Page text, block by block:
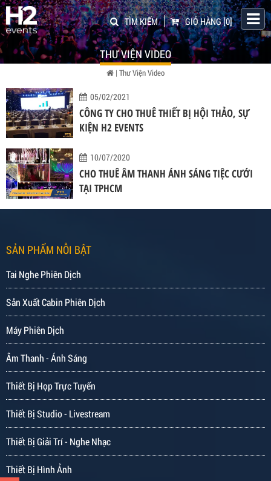
GIỎ HÀNG[0]
TÌM KIẾM
THƯ VIỆN VIDEO
| Thư Viện Video
05/02/2021
CÔNG TY CHO THUÊ THIẾT BỊ HỘI THẢO, SỰ
KIỆN H2 EVENTS
10/07/2020
CHO THUÊ ÂM THANH ÁNH SÁNG TIỆC CƯỚI
TẠI TPHCM
SẢN PHẨM NỖI BẬT
Tai Nghe Phiên Dịch
Sản Xuất Cabin Phiên Dịch
Máy Phiên Dịch
Âm Thanh - Ánh Sáng
Thiết Bị Họp Trực Tuyến
Thiết Bị Studio - Livestream
Thiết Bị Giải Trí - Nghe Nhạc
Thiết Bị Hình Ảnh